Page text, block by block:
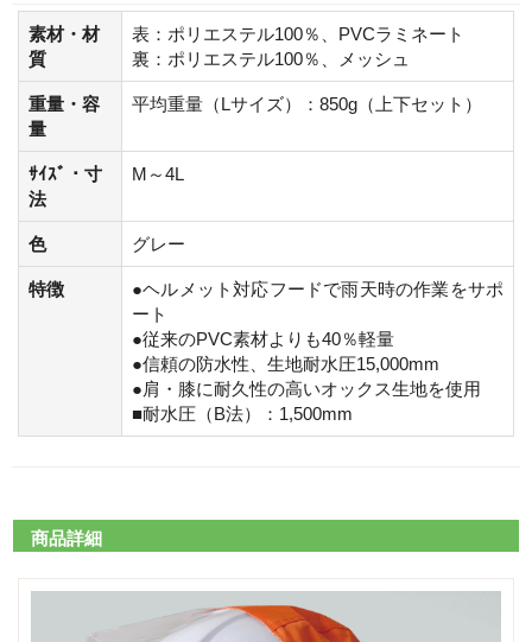
素材・材
質
表：ポリエステル100％、PVCラミネート
裏：ポリエステル100％、メッシュ
重量・容
量
平均重量（Lサイズ）：850g（上下セット）
ｻｲｽﾞ・寸
法
M～4L
色 グレー
特徴
●ヘルメット対応フードで雨天時の作業をサポ
ート
●従来のPVC素材よりも40％軽量
●信頼の防水性、生地耐水圧15,000mm
●肩・膝に耐久性の高いオックス生地を使用
■耐水圧（B法）：1,500mm
商品詳細